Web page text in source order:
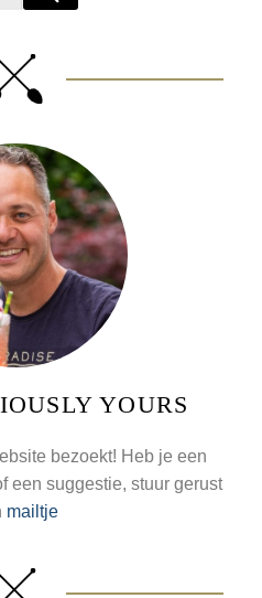
YOURS
bezoekt! Heb je een
een suggestie, stuur gerust
mailtje